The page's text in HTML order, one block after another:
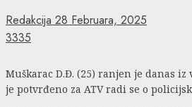
Redakcija 28 Februara, 2025
3335
Muškarac D.Đ. (25) ranjen je danas iz
je potvrđeno za ATV radi se o